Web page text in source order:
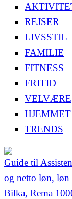
REJSER
LIVSSTIL
FAMILIE
FITNESS
FRITID
VELVÆRE
HJEMMET
TRENDS
Guide til
og netto løn, løn
Bilka, Rema